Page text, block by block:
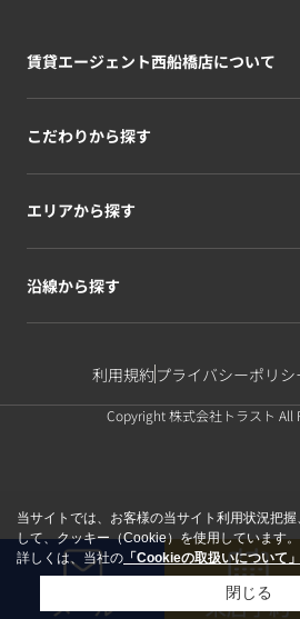
賃貸エージェント西船橋店について
こだわりから探す
エリアから探す
沿線から探す
利用規約プライバシーポリシ
Copyright 株式会社トラスト All
当サイトでは、お客様の当サイト利用状況把
して、クッキー（Cookie）を使用しています。
詳しくは、当社の 「Cookieの取扱いについて」
閉じる